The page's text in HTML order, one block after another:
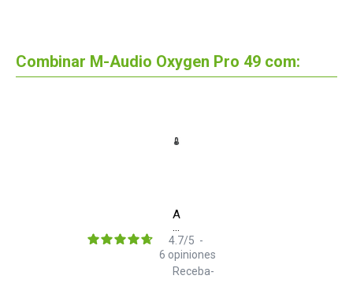
Combinar M-Audio Oxygen Pro 49 com:
Audio
Technica
ATH
M40x
Receba-
4.7/5 -
6 opiniones